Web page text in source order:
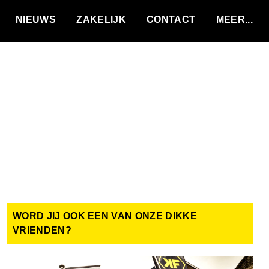
NIEUWS ZAKELIJK CONTACT
WORD JIJ OOK EEN VAN ONZE DIKKE
VRIENDEN?